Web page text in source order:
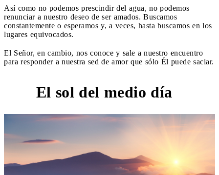
Así como no podemos prescindir del agua, no podemos
renunciar a nuestro deseo de ser amados. Buscamos
constantemente o esperamos y, a veces, hasta buscamos en los
lugares equivocados.
El Señor, en cambio, nos conoce y sale a nuestro encuentro
para responder a nuestra sed de amor que sólo Él puede saciar.
El sol del medio día